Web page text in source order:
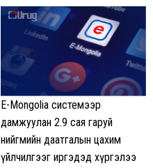
E-Mongolia системээр
дамжуулан 2.9 сая гаруй
нийгмийн даатгалын цахим
үйлчилгээг иргэдэд хүргэлээ